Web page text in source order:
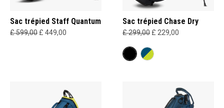
Sac trépied Staff Quantum
£ 599,00 £ 449,00
Sac trépied Chase Dry
£ 299,00 £ 229,00